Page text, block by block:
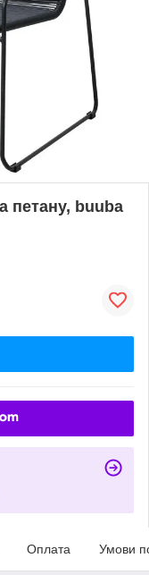
петану, buuba
Оплата Умови